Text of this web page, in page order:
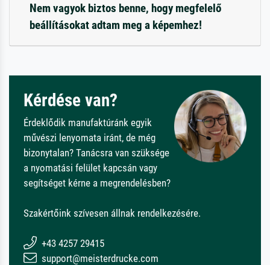
Nem vagyok biztos benne, hogy megfelelő
beállításokat adtam meg a képemhez!
Kérdése van?
Érdeklődik manufaktúránk egyik
művészi lenyomata iránt, de még
bizonytalan? Tanácsra van szüksége
a nyomatási felület kapcsán vagy
segítséget kérne a megrendelésben?
Szakértőink szívesen állnak rendelkezésére.
+43 4257 29415
support@meisterdrucke.com